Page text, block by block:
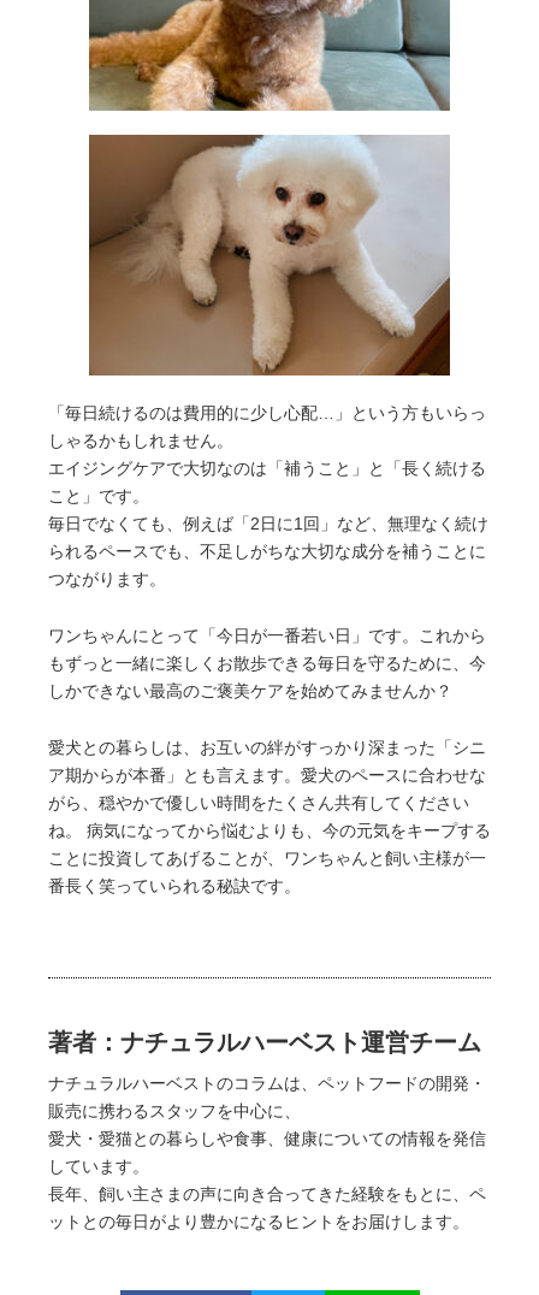
「毎日続けるのは費用的に少し心配…」という方もいらっ
しゃるかもしれません。
エイジングケアで大切なのは「補うこと」と「長く続ける
こと」です。
毎日でなくても、例えば「2日に1回」など、無理なく続け
られるペースでも、不足しがちな大切な成分を補うことに
つながります。
ワンちゃんにとって「今日が一番若い日」です。これから
もずっと一緒に楽しくお散歩できる毎日を守るために、今
しかできない最高のご褒美ケアを始めてみませんか？
愛犬との暮らしは、お互いの絆がすっかり深まった「シニ
ア期からが本番」とも言えます。愛犬のペースに合わせな
がら、穏やかで優しい時間をたくさん共有してください
ね。 病気になってから悩むよりも、今の元気をキープする
ことに投資してあげることが、ワンちゃんと飼い主様が一
番長く笑っていられる秘訣です。
著者：ナチュラルハーベスト運営チーム
ナチュラルハーベストのコラムは、ペットフードの開発・
販売に携わるスタッフを中心に、
愛犬・愛猫との暮らしや食事、健康についての情報を発信
しています。
長年、飼い主さまの声に向き合ってきた経験をもとに、ペ
ットとの毎日がより豊かになるヒントをお届けします。